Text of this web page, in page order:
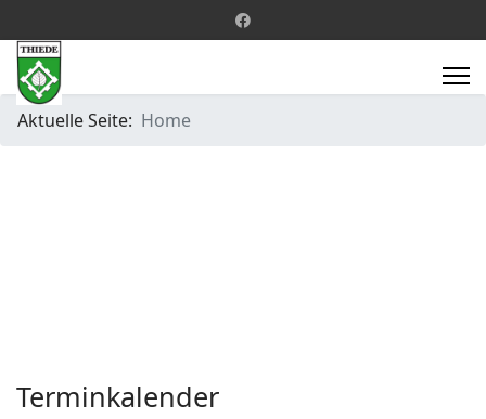
Aktuelle Seite: Home
Terminkalender